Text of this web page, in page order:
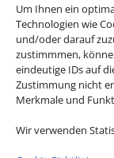
Um Ihnen ein
Technologien wie
und/oder darauf
zustimmmen,
eindeutige IDs auf
Zustimmung nicht
Merkmale und
Wir verwenden